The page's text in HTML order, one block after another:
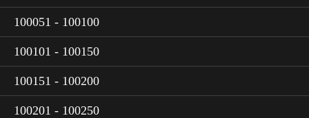
100051 - 100100
100101 - 100150
100151 - 100200
100201 - 100250